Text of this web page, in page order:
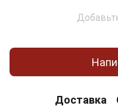
Доставка